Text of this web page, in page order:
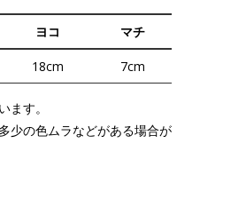
ヨコ マチ
18cm 7cm
す。
少の色ムラなどがある場合が